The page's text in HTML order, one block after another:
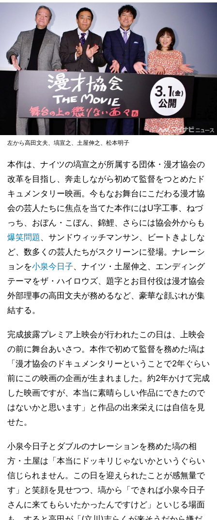
左から高田文夫、塙宣之、土屋伸之、松本明子
本作は、ナイツの塙宣之が所属する団体・漫才協会の
改革を目指し、奔走しながら初めて監督をつとめたド
キュメンタリー映画。今もなお舞台にこだわる漫才協
会の芸⼈たちに焦点を当てた本作にはU字工事、ねづ
っち、おぼん・こぼん、錦鯉、さらには協会外からも
爆笑問題 、サンドウィッチマンサン、ビートきよしな
ど、数多くの芸人たちがスクリーンに登場。ナレーシ
ョンを小泉今日子、ナイツ・土屋伸之、エンディング
テーマをザ・ハイロウズ、題字とお目付役は漫才協会
外部理事の高田文夫が務めるなど、豪華な顔ぶれが集
結する。
完成披露プレミア上映会が行われたこの日は、上映会
の前に舞台あいさつ。本作で初めて監督を務めた塙は
「漫才協会のドキュメンタリーということで2年ぐらい
前にこの映画の企画が生まれました。約2年かけて完成
した映画ですが、本当に素晴らしい作品にできたので
はないかと思います」と作品の出来栄えには自信を見
せた。
小泉今日子とダブルのナレーションを務めた塙の相
方・土屋は「本当にドッキリじゃないかというぐらい
信じられません。この日を迎えられたことが感無量で
す」と笑顔を見せつつ、塙から「できれば小泉今日子
さんに来てもらいたかったんですけど」といじる場面